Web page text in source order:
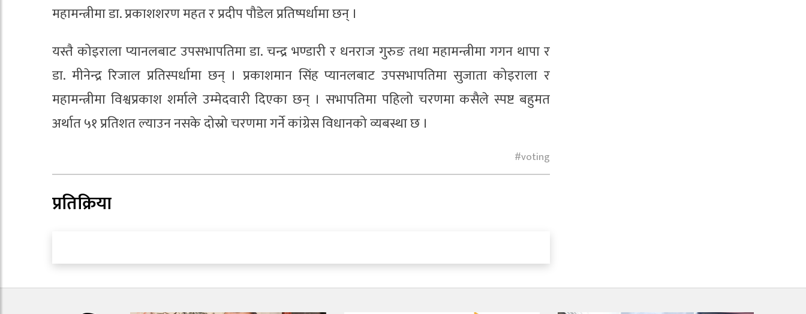
महामन्त्रीमा डा. प्रकाशशरण महत र प्रदीप पौडेल प्रतिष्पर्धामा छन् ।
यस्तै कोइराला प्यानलबाट उपसभापतिमा डा. चन्द्र भण्डारी र धनराज गुरुङ तथा महामन्त्रीमा गगन थापा र
डा. मीनेन्द्र रिजाल प्रतिस्पर्धामा छन् । प्रकाशमान सिंह प्यानलबाट उपसभापतिमा सुजाता कोइराला र
महामन्त्रीमा विश्वप्रकाश शर्माले उम्मेदवारी दिएका छन् । सभापतिमा पहिलो चरणमा कसैले स्पष्ट बहुमत
अर्थात ५१ प्रतिशत ल्याउन नसके दोस्रो चरणमा गर्ने कांग्रेस विधानको व्यबस्था छ ।
voting
प्रतिक्रिया